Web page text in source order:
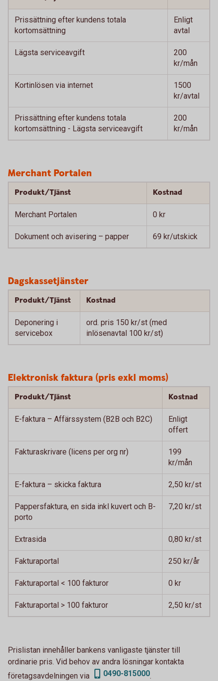
Prissättning efter kundens totala
kortomsättning
Enligt
avtal
Lägsta serviceavgift
200
kr/mån
Kortinlösen via internet
1500
kr/avtal
Prissättning efter kundens totala
kortomsättning - Lägsta serviceavgift
200
kr/mån
Merchant Portalen
Produkt/Tjänst Kostnad
Merchant Portalen 0 kr
Dokument och avisering – papper 69 kr/utskick
Dagskassetjänster
Produkt/Tjänst Kostnad
Deponering i
servicebox
ord. pris 150 kr/st (med
inlösenavtal 100 kr/st)
Elektronisk faktura (pris exkl moms)
Produkt/Tjänst Kostnad
E-faktura – Affärssystem (B2B och B2C)
Enligt
offert
Fakturaskrivare (licens per org nr)
199
kr/mån
E-faktura – skicka faktura 2,50 kr/st
Pappersfaktura, en sida inkl kuvert och B-
porto
7,20 kr/st
Extrasida 0,80 kr/st
Fakturaportal 250 kr/år
Fakturaportal < 100 fakturor 0 kr
Fakturaportal > 100 fakturor 2,50 kr/st
Prislistan innehåller bankens vanligaste tjänster till
ordinarie pris. Vid behov av andra lösningar kontakta
företagsavdelningen via
0490-815000.